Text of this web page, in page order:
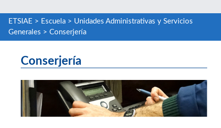
ETSIAE > Escuela> Unidades Administrativas y Servicios
Generales > Conserjería
Conserjería